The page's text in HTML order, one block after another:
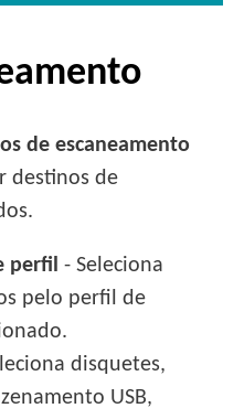
de escaneamento
destinos de
perfil - Seleciona
pelo perfil de
disquetes,
USB,